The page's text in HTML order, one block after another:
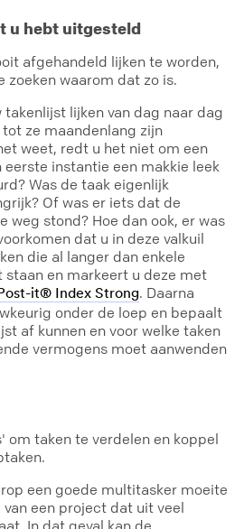
u hebt uitgesteld
afgehandeld lijken te worden,
waarom dat zo is.
lijken van dag naar dag
ze maandenlang zijn
weet, redt u het niet om een
instantie een makkie leek
Was de taak eigenlijk
Of was er iets dat de
weg stond? Hoe dan ook, er was
dat u in deze valkuil
die al langer dan enkele
staan en markeert u deze met
it® Index Strong. Daarna
onder de loep en bepaalt
af kunnen en voor welke taken
vermogens moet aanwenden
om taken te verdelen en koppel
een goede multitasker moeite
een project dat uit veel